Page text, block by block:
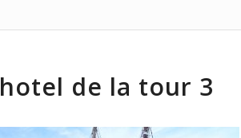
hotel de la tour 3